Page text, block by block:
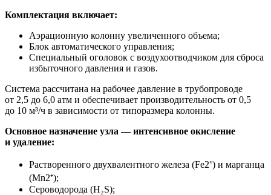
Комплектация включает:
Аэрационную колонну увеличенного объема;
Блок автоматического управления;
Специальный оголовок с воздухоотводчиком для сброса
избыточного давления и газов.
Система рассчитана на рабочее давление в трубопроводе
от 2,5 до 6,0 атм и обеспечивает производительность от 0,5
до 10 м³/ч в зависимости от типоразмера колонны.
Основное назначение узла — интенсивное окисление
и удаление:
Растворенного двухвалентного железа (Fe2⁺) и марганца
(Mn2⁺);
Сероводорода (H₂S);